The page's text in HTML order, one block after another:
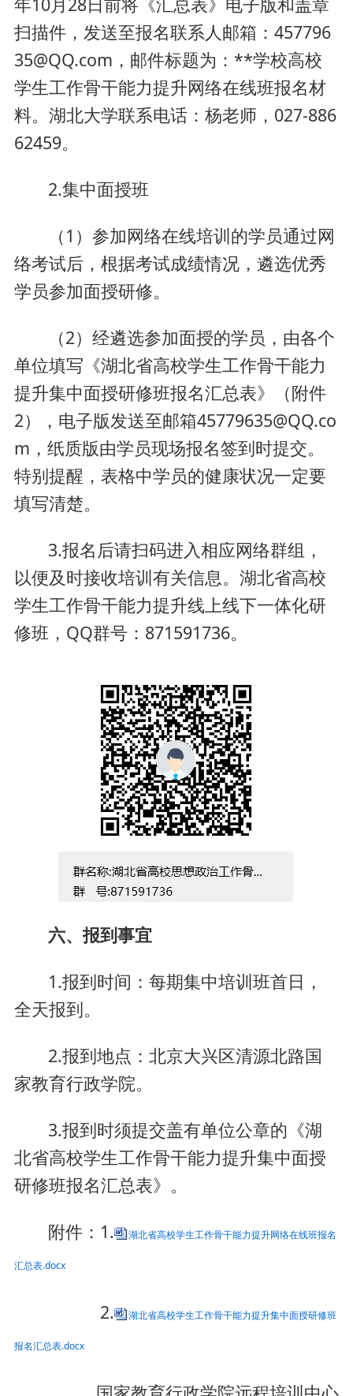
扫描件，发送至报名联系人邮箱：457796
35@QQ.com，邮件标题为：**学校高校
学生工作骨干能力提升网络在线班报名材
料。湖北大学联系电话：杨老师，027-886
62459。
2.集中面授班
（1）参加网络在线培训的学员通过网
络考试后，根据考试成绩情况，遴选优秀
学员参加面授研修。
（2）经遴选参加面授的学员，由各个
单位填写《湖北省高校学生工作骨干能力
提升集中面授研修班报名汇总表》（附件
2），电子版发送至邮箱45779635@QQ.co
m，纸质版由学员现场报名签到时提交。
特别提醒，表格中学员的健康状况一定要
填写清楚。
3.报名后请扫码进入相应网络群组，
以便及时接收培训有关信息。湖北省高校
学生工作骨干能力提升线上线下一体化研
修班，QQ群号：871591736。
六、报到事宜
1.报到时间：每期集中培训班首日，
全天报到。
2.报到地点：北京大兴区清源北路国
家教育行政学院。
3.报到时须提交盖有单位公章的《湖
北省高校学生工作骨干能力提升集中面授
研修班报名汇总表》。
附件：1. 湖北省高校学生工作骨干能力提升网络在线班报名
汇总表.docx
2. 湖北省高校学生工作骨干能力提升集中面授研修班
报名汇总表.docx